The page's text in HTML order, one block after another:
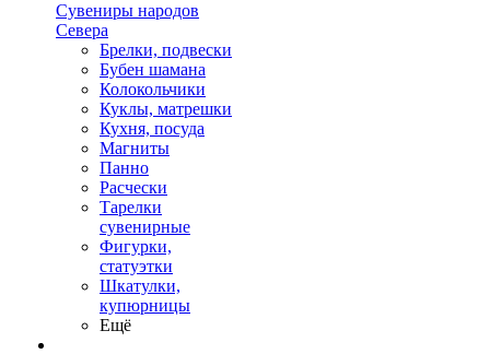
Сувениры народов
Севера
Брелки, подвески
Бубен шамана
Колокольчики
Куклы, матрешки
Кухня, посуда
Магниты
Панно
Расчески
Тарелки
сувенирные
Фигурки,
статуэтки
Шкатулки,
купюрницы
Ещё